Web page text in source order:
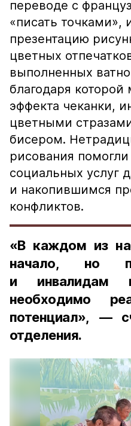
переводе с
«писать точками»,
презентацию
цветных
выполненных
благодаря
эффекта чеканки,
цветными
бисером.
рисования
социальных услуг
и накопившимся
конфликтов.
«В каждом из
начало, но
и инвалидам
необходимо
потенциал», —
отделения.